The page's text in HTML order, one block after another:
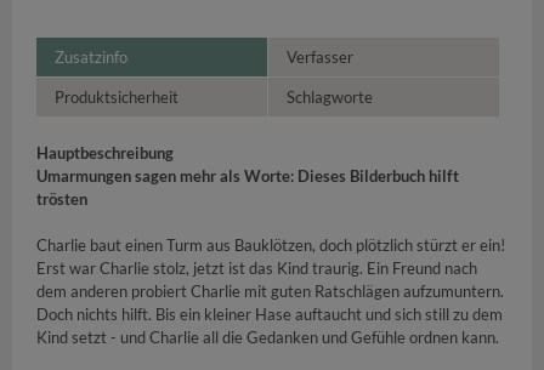
Zusatzinfo Verfasser
Produktsicherheit Schlagworte
Hauptbeschreibung
Umarmungen sagen mehr als Worte: Dieses Bilderbuch hilft
trösten
Charlie baut einen Turm aus Bauklötzen, doch plötzlich stürzt er ein!
Erst war Charlie stolz, jetzt ist das Kind traurig. Ein Freund nach
dem anderen probiert Charlie mit guten Ratschlägen aufzumuntern.
Doch nichts hilft. Bis ein kleiner Hase auftaucht und sich still zu dem
Kind setzt - und Charlie all die Gedanken und Gefühle ordnen kann.